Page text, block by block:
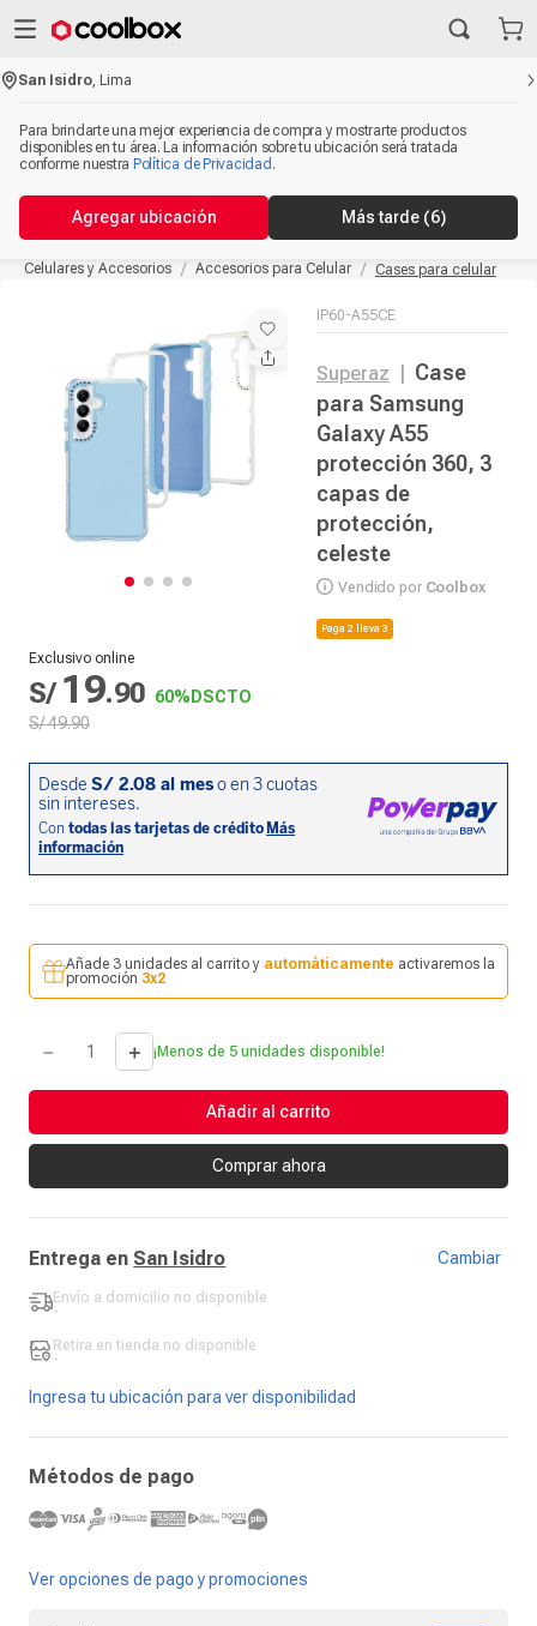
San Isidro ,Lima
Para brindarte una mejor experiencia de compra y mostrarte productos
disponibles en tu área. La información sobre tu ubicación será tratada
conforme nuestra Política de Privacidad .
Agregar ubicación Más tarde (5)
Celulares y Accesorios Accesorios para Celular Cases para celular
IP60-A55CE
Superaz
Case
para Samsung
Galaxy A55
protección 360, 3
capas de
protección,
celeste
Vendido por Coolbox
Paga 2 lleva 3
Exclusivo online
S/ 19.90 60% DSCTO
S/49.90
Añade 3 unidades al carrito y automáticamente activaremos la
promoción 3x2
＋
－ ¡Menos de 5 unidades disponible!
Añadir al carrito
Comprar ahora
Entrega en San Isidro Cambiar
Envío a domicilio no disponible
-
Retira en tienda no disponible
-
Ingresa tu ubicación para ver disponibilidad
Métodos de pago
Ver opciones de pago y promociones